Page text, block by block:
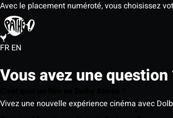
Avec le placement numéroté, vous choisissez
FR EN
Vous avez une question
Vivez une nouvelle expérience cinéma avec